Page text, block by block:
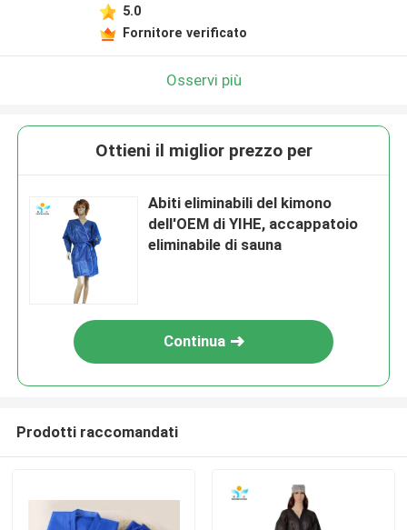
5.0
Fornitore verificato
Osservi più
Ottieni il miglior prezzo per
Abiti eliminabili del kimono
dell'OEM di YIHE, accappatoio
eliminabile di sauna
Continua
Prodotti raccomandati